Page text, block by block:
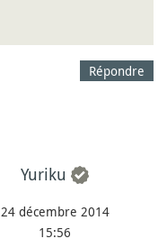
Répondre
Yuriku
24 décembre 2014
15:56